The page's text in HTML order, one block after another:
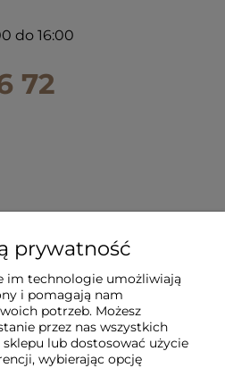
do 16:00
72
prywatność
im technologie umożliwiają
i pomagają nam
potrzeb. Możesz
przez nas wszystkich
lub dostosować użycie
wybierając opcję